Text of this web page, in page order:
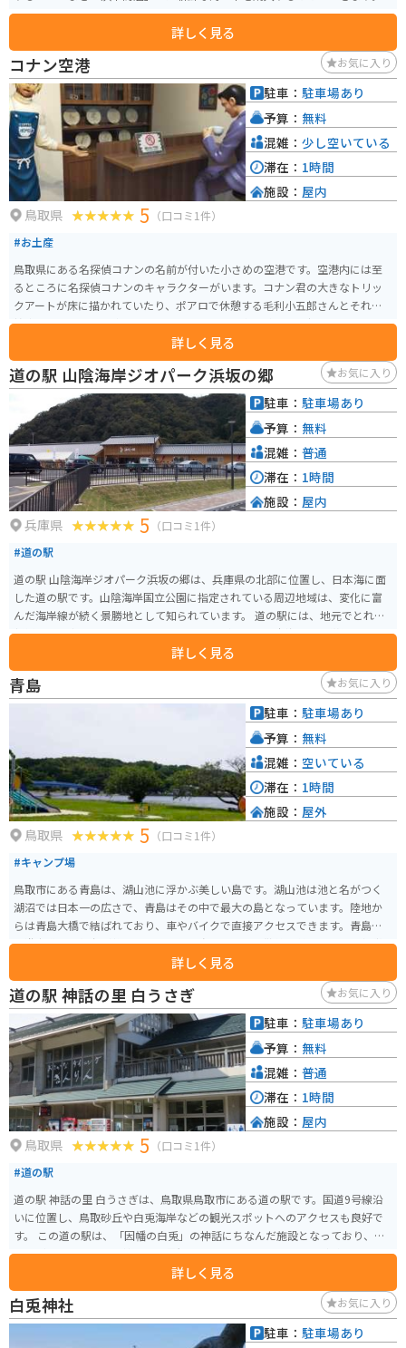
詳しく見る
コナン空港 お気に入り
鳥取県 5 （口コミ1件）
#お土産
鳥取県にある名探偵コナンの名前が付いた小さめの空港です。空港内には至
るところに名探偵コナンのキャラクターがいます。コナン君の大きなトリッ
クアートが床に描かれていたり、ポアロで休憩する毛利小五郎さんとそれを
接客する安室さんの姿を見られたりするので、名探偵コナン好きにはたまら
することができます。また、空港内には休憩できるカフェや名探偵コナンの
グッズなどを買えるお土産処もあります。
詳しく見る
駐車： 駐車場あり
予算： 無料
混雑： 少し空いている
滞在： 1時間
施設： 屋内
道の駅 山陰海岸ジオパーク浜坂の郷 お気に入り
兵庫県 5 （口コミ1件）
#道の駅
道の駅 山陰海岸ジオパーク浜坂の郷は、兵庫県の北部に位置し、日本海に面
した道の駅です。山陰海岸国立公園に指定されている周辺地域は、変化に富
んだ海岸線が続く景勝地として知られています。 道の駅には、地元でとれた
新鮮な魚介類を販売する市場やレストランがあり、日本海の幸を堪能できま
す。また、山陰海岸ジオパークの情報発信拠点でもあり、周辺の観光スポッ
トや地質学的特徴について学ぶことができます。 バイクで訪れる場合、道の
駅には広い駐車場が完備されているので安心です。日本海沿岸を走る国道178
号線は、景色が良くツーリングにも最適です。 浜坂地域の名産品としては、
松葉ガニなどの冬の味覚や、但馬牛などが挙げられます。道の駅で購入でき
詳しく見る
駐車： 駐車場あり
予算： 無料
混雑： 普通
滞在： 1時間
施設： 屋内
青島 お気に入り
鳥取県 5 （口コミ1件）
#キャンプ場
鳥取市にある青島は、湖山池に浮かぶ美しい島です。湖山池は池と名がつく
湖沼では日本一の広さで、青島はその中で最大の島となっています。陸地か
らは青島大橋で結ばれており、車やバイクで直接アクセスできます。青島に
は遊歩道や展望台が整備されており、島を一周する散策や美しい景色の鑑賞
ではの美しさを体験できる場所でもあります。また、グランピング施設「ア
ースステイ青島」があり、自然を身近に感じながら快適なアウトドア体験が
可能です。 島の形状は前方後円墳やひょうたんに似ており、春には約30種
類、500本余りの桜が咲き競う桜の名所としても有名です。広々としたオープ
ンスペースでは野球などのスポーツを楽しむことができ、四季折々の花を楽
しむことができる湖山池オアシスパークとしても親しまれています。
詳しく見る
駐車： 駐車場あり
予算： 無料
混雑： 空いている
滞在： 1時間
施設： 屋外
道の駅 神話の里 白うさぎ お気に入り
鳥取県 5 （口コミ1件）
#道の駅
道の駅 神話の里 白うさぎは、鳥取県鳥取市にある道の駅です。国道9号線沿
いに位置し、鳥取砂丘や白兎海岸などの観光スポットへのアクセスも良好で
す。 この道の駅は、「因幡の白兎」の神話にちなんだ施設となっており、白
ウサギのオブジェや、神話の世界観を表現したモニュメントなどが設置され
ています。地元の特産品を販売するショップやレストランもあり、鳥取の味
覚を楽しむこともできます。 バイクで訪れる場合、道の駅には広い駐車場が
完備されているため安心です。鳥取砂丘や白兎海岸など、周辺には風光明媚な
スポットが多いため、ツーリングの拠点としても最適です。 鳥取県は、二十
世紀梨や松葉がになどの名産品で知られています。道の駅のレストランや売
詳しく見る
駐車： 駐車場あり
予算： 無料
混雑： 普通
滞在： 1時間
施設： 屋内
白兎神社 お気に入り
駐車： 駐車場あり